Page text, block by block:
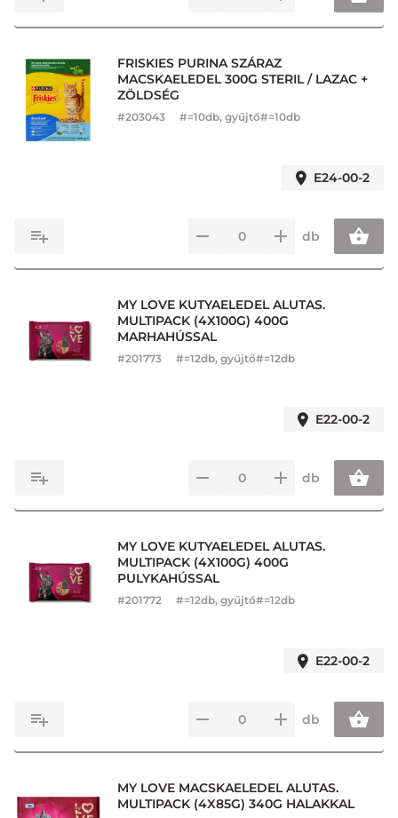
FRISKIES PURINA SZÁRAZ
MACSKAELEDEL 300G STERIL / LAZAC +
ZÖLDSÉG
#203043 #=10db, gyűjtő#=10db
E24-00-2
db
MY LOVE KUTYAELEDEL ALUTAS.
MULTIPACK (4X100G) 400G
MARHAHÚSSAL
#201773 #=12db, gyűjtő#=12db
E22-00-2
db
MY LOVE KUTYAELEDEL ALUTAS.
MULTIPACK (4X100G) 400G
PULYKAHÚSSAL
#201772 #=12db, gyűjtő#=12db
E22-00-2
db
MY LOVE MACSKAELEDEL ALUTAS.
MULTIPACK (4X85G) 340G HALAKKAL